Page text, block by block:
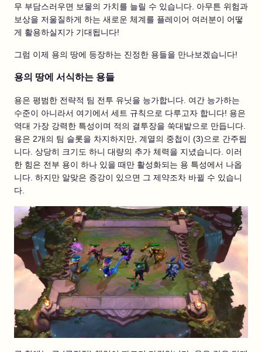
무 부담스러우면 보물의 가치를 늘릴 수 있습니다. 아무튼 위험과
보상을 저울질하게 하는 새로운 체계를 플레이어 여러분이 어떻
게 활용하실지가 기대됩니다!
그럼 이제 용의 땅에 등장하는 진정한 용들을 만나보겠습니다!
용의 땅에 서식하는 용들
용은 평범한 전략적 팀 전투 유닛을 능가합니다. 여간 능가하는
수준이 아니라서 여기에서 세트 규칙으로 다루고자 합니다! 용은
역대 가장 강력한 특성이며 적의 결투장을 쑥대밭으로 만듭니다.
용은 2개의 팀 슬롯을 차지하지만, 계열의 중첩이 (3)으로 간주됩
니다. 상당히 크기도 하니 대량의 추가 체력을 지녔습니다. 이러
한 힘은 전부 용이 하나 있을 때만 활성화되는 용 특성에서 나옵
니다. 하지만 알맞은 증강이 있으면 그 제약조차 바뀔 수 있습니
다.